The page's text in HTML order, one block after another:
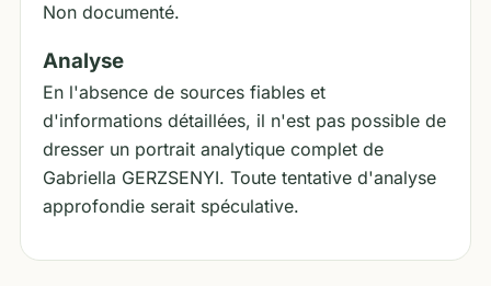
Non documenté.
Analyse
En l'absence de sources fiables et
d'informations détaillées, il n'est pas possible de
dresser un portrait analytique complet de
Gabriella GERZSENYI. Toute tentative d'analyse
approfondie serait spéculative.